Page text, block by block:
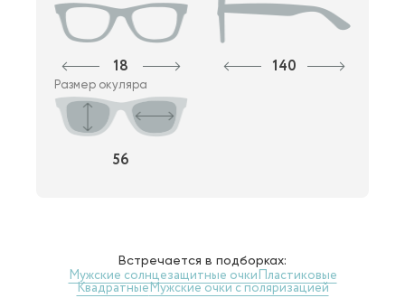
18 140
Размер окуляра
56
Встречается в подборках:
Мужские солнцезащитные очкиПластиковые
КвадратныеМужские очки с поляризацией